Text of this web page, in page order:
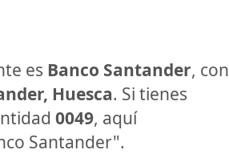
es Banco Santander, con
Huesca. Si tienes
0049, aquí
Santander".